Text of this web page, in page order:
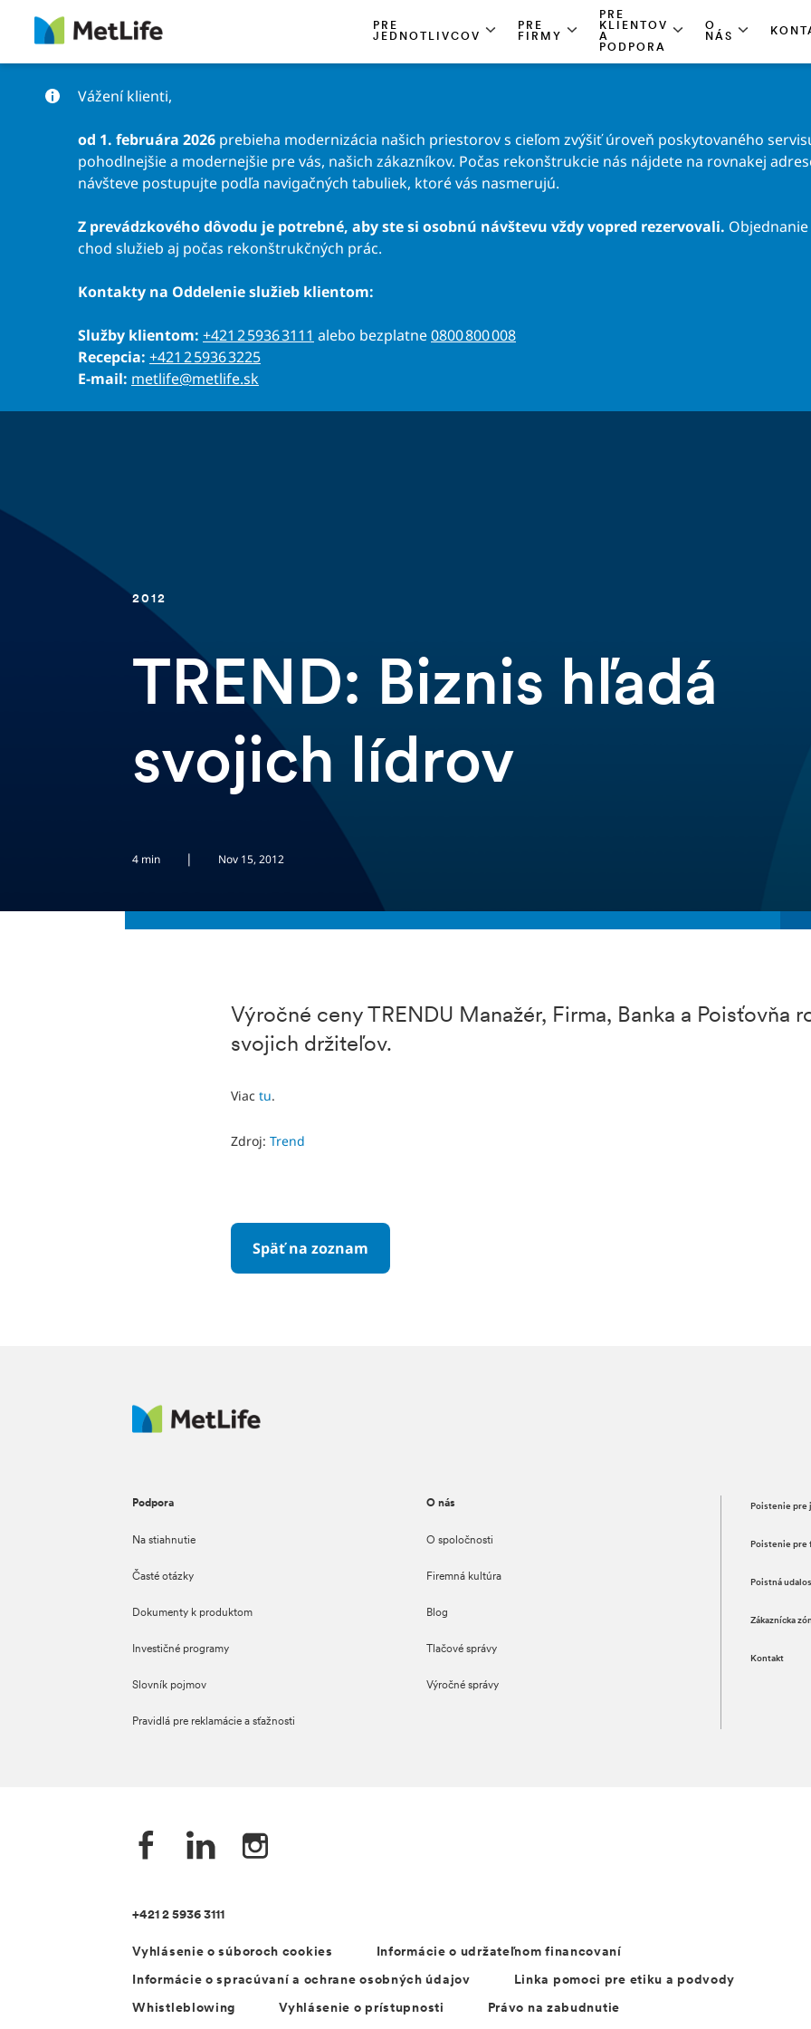
Preskočiť na obsah
PRE
JEDNOTLIVCOV
PRE
FIRMY
PRE
KLIENTOV
A
PODPORA
O
NÁS
Vážení klienti,
od 1. februára 2026 prebieha modernizácia našich priestorov s cieľom zvýšiť úroveň poskytovaného
pohodlnejšie a modernejšie pre vás, našich zákazníkov. Počas rekonštrukcie nás nájdete na rovnakej
návšteve postupujte podľa navigačných tabuliek, ktoré vás nasmerujú.
Z prevádzkového dôvodu je potrebné, aby ste si osobnú návštevu vždy vopred rezervovali.
chod služieb aj počas rekonštrukčných prác.
Kontakty na Oddelenie služieb klientom:
Služby klientom: +421 2 5936 3111 alebo bezplatne0800 800 008
Recepcia: +421 2 5936 3225
E-mail: metlife@metlife.sk
2012
TREND: Biznis hľadá
svojich lídrov
4 min | Nov 15, 2012
Výročné ceny TRENDU Manažér, Firma, Banka a Poisťovňa
svojich držiteľov.
Viac tu.
Zdroj: Trend
Späť na zoznam
Podpora
Na stiahnutie
Časté otázky
Dokumenty k produktom
Investičné programy
Slovník pojmov
Pravidlá pre reklamácie a sťažnosti
O nás
O spoločnosti
Firemná kultúra
Blog
Tlačové správy
Výročné správy
Poistenie pre
Poistenie pre
Poistná
Zákaznícka
Kontakt
+421 2 5936 3111
Vyhlásenie o súboroch cookies Informácie o udržateľnom financovaní
Informácie o spracúvaní a ochrane osobných údajov Linka pomoci pre etiku a podvody
Whistleblowing Vyhlásenie o prístupnosti Právo na zabudnutie